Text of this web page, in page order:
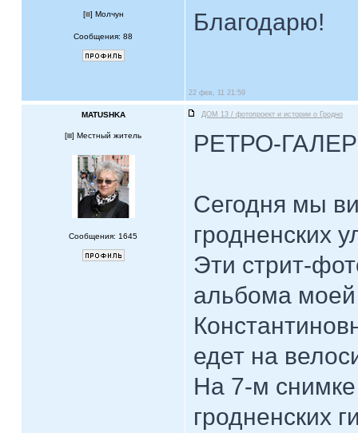
[ ] Молчун
Сообщения: 88
Благодарю!
22 фев, 11 21:59
MATUSHKA ДОМ 13 / фотопроект и истории о Гродно
[ ] Местный житель
Сообщения: 1645
РЕТРО-
Сегодня мы
гродненских
Эти стрит-
альбома
едет на
На 7-м снимке
гродненских